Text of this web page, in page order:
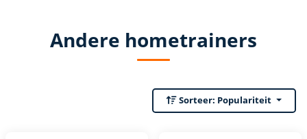
Andere hometrainers
Sorteer: Populariteit